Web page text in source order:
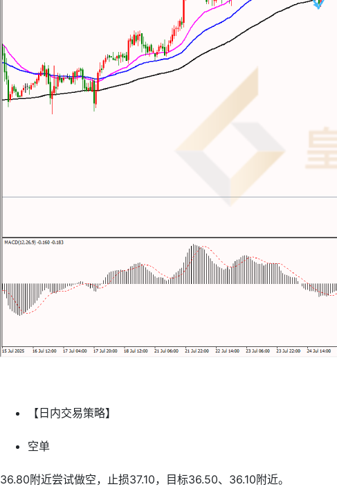
【日内交易策略】
空单
36.80附近尝试做空，止损37.10，目标36.50、36.10附近。